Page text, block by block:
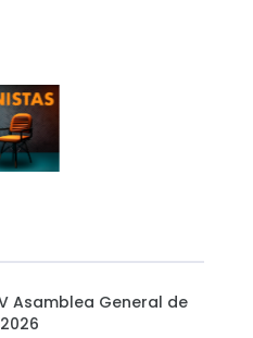
Asamblea General de